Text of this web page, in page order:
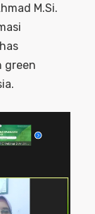
M.Si.
green